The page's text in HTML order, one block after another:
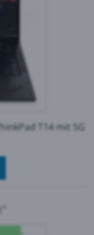
T14 mit 5G
Lenovo